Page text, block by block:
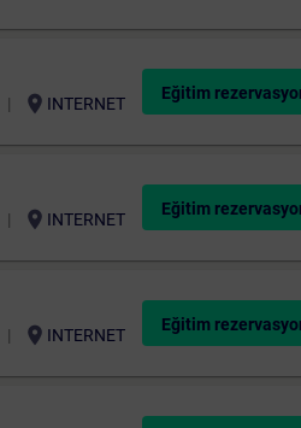
location_on INTERNET
Eğitim
location_on INTERNET
Eğitim
location_on INTERNET
Eğitim